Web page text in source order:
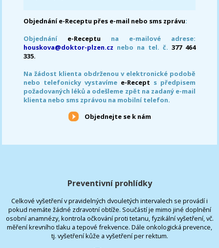
Objednání e-Receptu přes e-mail nebo sms zprávu:
Objednání e-Receptu na e-mailové adrese:
houskova@doktor-plzen.cz nebo na tel. č. 377 464
335.
Na žádost klienta obdrženou v elektronické podobě
nebo telefonicky vystavíme e-Recept s předpisem
požadovaných léků a odešleme zpět na zadaný e-mail
klienta nebo sms zprávou na mobilní telefon.
Objednejte se k nám
Preventivní prohlídky
Celkové vyšetření v pravidelných dvouletých intervalech se provádí i
pokud nemáte žádné zdravotní obtíže. Součástí je mimo jiné doplnění
osobní anamnézy, kontrola očkování proti tetanu, fyzikální vyšetření, vč.
měření krevního tlaku a tepové frekvence. Dále onkologická prevence,
tj. vyšetření kůže a vyšetření per rektum.